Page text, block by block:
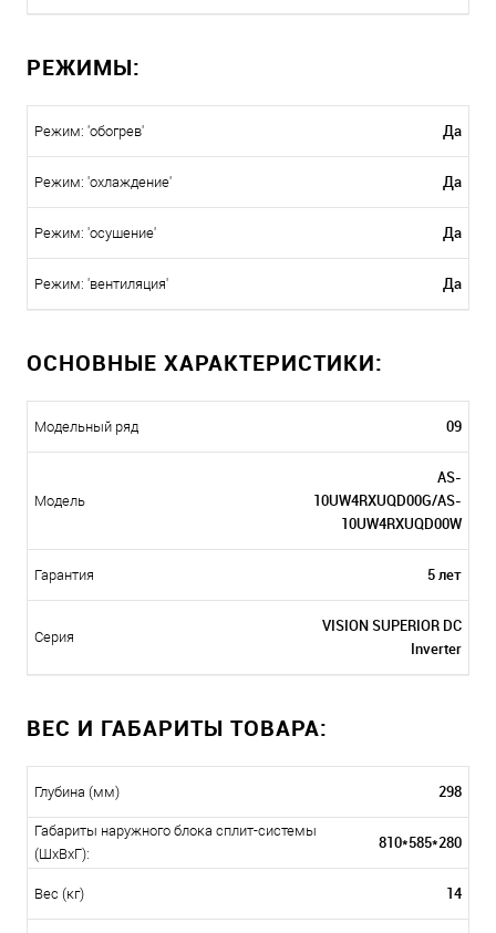
РЕЖИМЫ:
Режим: 'обогрев' Да
Режим: 'охлаждение' Да
Режим: 'осушение' Да
Режим: 'вентиляция' Да
ОСНОВНЫЕ ХАРАКТЕРИСТИКИ:
Модельный ряд 09
Модель
AS-
10UW4RXUQD00G/AS-
10UW4RXUQD00W
Гарантия 5 лет
Серия
VISION SUPERIOR DC
Inverter
ВЕС И ГАБАРИТЫ ТОВАРА:
Глубина (мм) 298
Габариты наружного блока сплит-системы
(ШxВxГ):
810*585*280
Вес (кг) 14